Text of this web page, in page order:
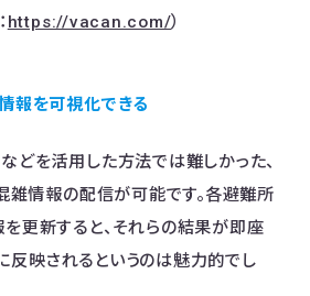
https://vacan.com/）
報を可視化できる
どを活用した方法では難しかった、
混雑情報の配信が可能です。各避難所
更新すると、それらの結果が即座
映されるというのは魅力的でし